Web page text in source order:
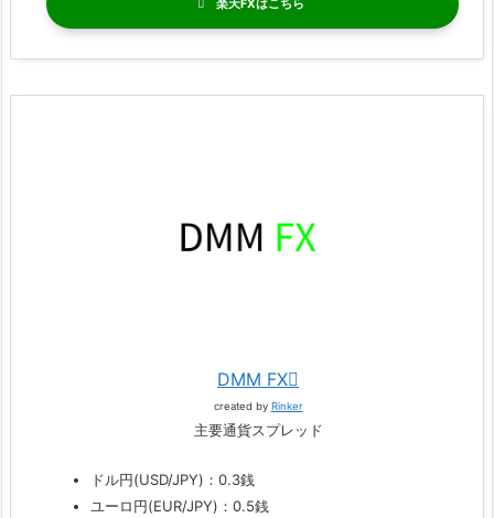
楽天FX
DMM FX
created by Rinker
主要通貨スプレッド
ドル円(USD/JPY)：0.3銭
ユーロ円(EUR/JPY)：0.5銭